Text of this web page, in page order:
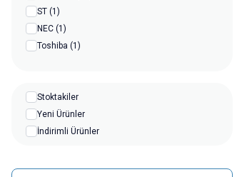
ST (1)
NEC (1)
Toshiba (1)
Stoktakiler
Yeni Ürünler
İndirimli Ürünler